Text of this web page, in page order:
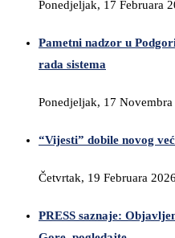
Ponedjeljak, 17 Februara
Pametni nadzor u
rada sistema
Ponedjeljak, 17 Novembra
“Vijesti” dobile novog
Četvrtak, 19 Februara
PRESS saznaje: